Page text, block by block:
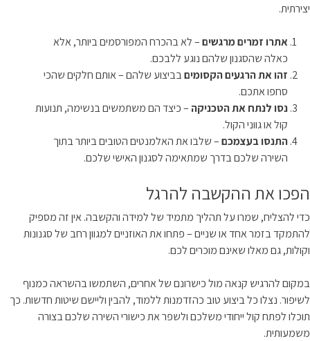
יצירתית.
אתרו זמרים מרגשים– לא בהכרח המפורסמים ביותר, אלא
כאלה שהסגנון שלהם נוגע ללבכם.
זהו את הרגעים הקסומיםבביצוע שלהם – אותם חלקים שהכי
סחפו אתכם.
נסו לנתח את הטכניקה – כיצד הם משתמשים בנשימה, תנועות
קול או גווני הקול.
התנסו בעצמכם– שלבו את האלמנטים הטובים ביותר בתוך
השירה שלכם בדרך שמתאימה לסגנון האישי שלכם.
הפכו את ההקשבה להרגל
כדי להצליח, שמרו על תהליך מתמיד של למידה והקשבה. אין זה מספיק
להתמקד בזמר אחד או שניים – פתחו את האוזניים למגוון רחב של סגנונות
וקולות, גם מאלו שאינם מוכרים לכם.
במקום להרגיש קנאה מול כישרונם של אחרים, השתמשו בהשראה כמנוף
לשיפור. נצלו כל ביצוע טוב כהזדמנות ללמוד, להבין וליישם שיטות חדשות. כך
תוכלו לפתח קול ייחודי משלכם ולשפר את כישורי השירה שלכם בצורה
משמעותית.